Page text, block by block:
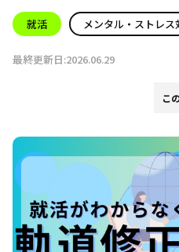
就活 メンタル・ストレス
最終更新日:2026.06.29
こ